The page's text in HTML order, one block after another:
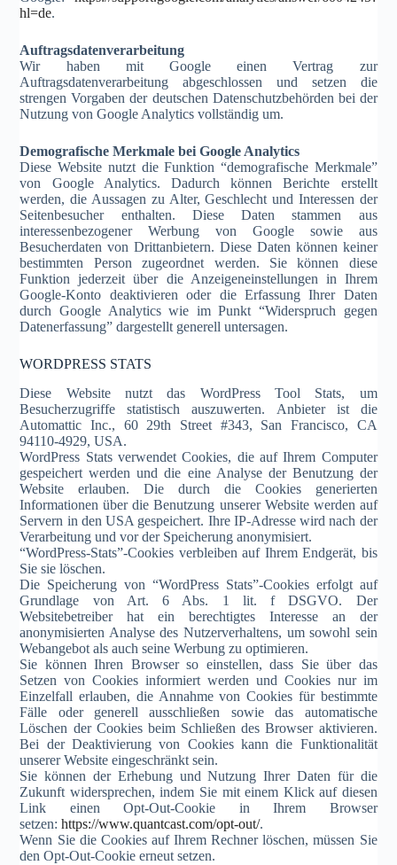
hl=de.
Auftragsdatenverarbeitung
Wir haben mit Google einen Vertrag zur
Auftragsdatenverarbeitung abgeschlossen und setzen die
strengen Vorgaben der deutschen Datenschutzbehörden bei der
Nutzung von Google Analytics vollständig um.
Demografische Merkmale bei Google Analytics
Diese Website nutzt die Funktion “demografische Merkmale”
von Google Analytics. Dadurch können Berichte erstellt
werden, die Aussagen zu Alter, Geschlecht und Interessen der
Seitenbesucher enthalten. Diese Daten stammen aus
interessenbezogener Werbung von Google sowie aus
Besucherdaten von Drittanbietern. Diese Daten können keiner
bestimmten Person zugeordnet werden. Sie können diese
Funktion jederzeit über die Anzeigeneinstellungen in Ihrem
Google-Konto deaktivieren oder die Erfassung Ihrer Daten
durch Google Analytics wie im Punkt “Widerspruch gegen
Datenerfassung” dargestellt generell untersagen.
WORDPRESS STATS
Diese Website nutzt das WordPress Tool Stats, um
Besucherzugriffe statistisch auszuwerten. Anbieter ist die
Automattic Inc., 60 29th Street #343, San Francisco, CA
94110-4929, USA.
WordPress Stats verwendet Cookies, die auf Ihrem Computer
gespeichert werden und die eine Analyse der Benutzung der
Website erlauben. Die durch die Cookies generierten
Informationen über die Benutzung unserer Website werden auf
Servern in den USA gespeichert. Ihre IP-Adresse wird nach der
Verarbeitung und vor der Speicherung anonymisiert.
“WordPress-Stats”-Cookies verbleiben auf Ihrem Endgerät, bis
Sie sie löschen.
Die Speicherung von “WordPress Stats”-Cookies erfolgt auf
Grundlage von Art. 6 Abs. 1 lit. f DSGVO. Der
Websitebetreiber hat ein berechtigtes Interesse an der
anonymisierten Analyse des Nutzerverhaltens, um sowohl sein
Webangebot als auch seine Werbung zu optimieren.
Sie können Ihren Browser so einstellen, dass Sie über das
Setzen von Cookies informiert werden und Cookies nur im
Einzelfall erlauben, die Annahme von Cookies für bestimmte
Fälle oder generell ausschließen sowie das automatische
Löschen der Cookies beim Schließen des Browser aktivieren.
Bei der Deaktivierung von Cookies kann die Funktionalität
unserer Website eingeschränkt sein.
Sie können der Erhebung und Nutzung Ihrer Daten für die
Zukunft widersprechen, indem Sie mit einem Klick auf diesen
Link einen Opt-Out-Cookie in Ihrem Browser
setzen:https://www.quantcast.com/opt-out/.
Wenn Sie die Cookies auf Ihrem Rechner löschen, müssen Sie
den Opt-Out-Cookie erneut setzen.